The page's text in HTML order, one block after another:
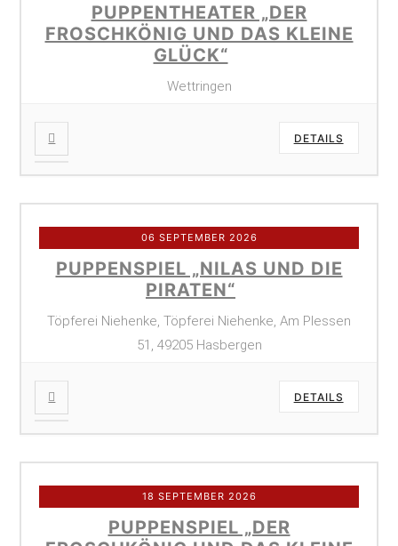
PUPPENTHEATER „DER
FROSCHKÖNIG UND DAS KLEINE
GLÜCK“
Wettringen
DETAILS
06 SEPTEMBER 2026
PUPPENSPIEL „NILAS UND DIE
PIRATEN“
Töpferei Niehenke, Töpferei Niehenke, Am Plessen
51, 49205 Hasbergen
DETAILS
18 SEPTEMBER 2026
PUPPENSPIEL „DER